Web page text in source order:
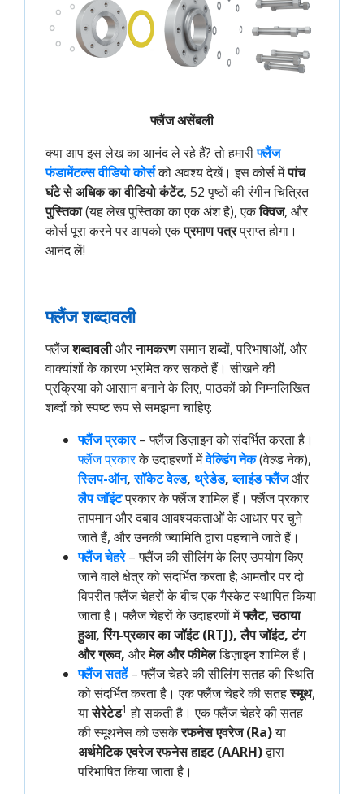
फ्लैंज असेंबली
क्या आप इस लेख का आनंद ले रहे हैं? तो हमारीफ्लैंज
फंडामेंटल्स वीडियो कोर्सको अवश्य देखें। इस कोर्स मेंपांच
घंटे से अधिक का वीडियो कंटेंट, 52 पृष्ठों की रंगीन चित्रित
पुस्तिका(यह लेख पुस्तिका का एक अंश है), एकक्विज, और
कोर्स पूरा करने पर आपको एकप्रमाण पत्रप्राप्त होगा।
आनंद लें!
फ्लैंज शब्दावली
फ्लैंजशब्दावलीऔरनामकरणसमान शब्दों, परिभाषाओं, और
वाक्यांशों के कारण भ्रमित कर सकते हैं। सीखने की
प्रक्रिया को आसान बनाने के लिए, पाठकों को निम्नलिखित
शब्दों को स्पष्ट रूप से समझना चाहिए:
फ्लैंज प्रकार– फ्लैंज डिज़ाइन को संदर्भित करता है।
फ्लैंज प्रकारके उदाहरणों मेंवेल्डिंग नेक(वेल्ड नेक),
स्लिप-ऑन,सॉकेट वेल्ड, थ्रेडेड,ब्लाइंड फ्लैंजऔर
लैप जॉइंटप्रकार के फ्लैंज शामिल हैं। फ्लैंज प्रकार
तापमान और दबाव आवश्यकताओं के आधार पर चुने
जाते हैं, और उनकी ज्यामिति द्वारा पहचाने जाते हैं।
फ्लैंज चेहरे– फ्लैंज की सीलिंग के लिए उपयोग किए
जाने वाले क्षेत्र को संदर्भित करता है; आमतौर पर दो
विपरीत फ्लैंज चेहरों के बीच एक गैस्केट स्थापित किया
जाता है। फ्लैंज चेहरों के उदाहरणों मेंफ्लैट, उठाया
हुआ, रिंग-प्रकार का जॉइंट (RTJ), लैप जॉइंट, टंग
और ग्रूव, औरमेल और फीमेलडिज़ाइन शामिल हैं।
फ्लैंज सतहें– फ्लैंज चेहरे की सीलिंग सतह की स्थिति
को संदर्भित करता है। एक फ्लैंज चेहरे की सतहस्मूथ,
यासेरेटेड1 हो सकती है। एक फ्लैंज चेहरे की सतह
की स्मूथनेस को उसकेरफनेस एवरेज (Ra)या
अर्थमेटिक एवरेज रफनेस हाइट (AARH)द्वारा
परिभाषित किया जाता है।